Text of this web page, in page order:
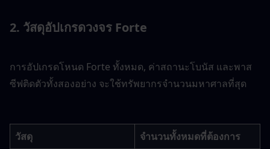
2. วัสดุอัปเกรดวงจร Forte
การอัปเกรดโหนด Forte ทั้งหมด, ค่าสถานะโบนัส และพาส
ซีฟติดตัวทั้งสองอย่าง จะใช้ทรัพยากรจำนวนมหาศาลที่สุด
วัสดุ
จำนวนทั้งหมดที่ต้องการ